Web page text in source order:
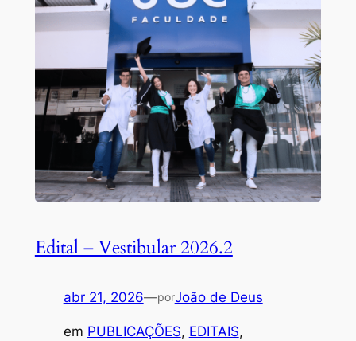
Edital – Vestibular 2026.2
abr 21, 2026—porJoão de Deus
em PUBLICAÇÕES, EDITAIS